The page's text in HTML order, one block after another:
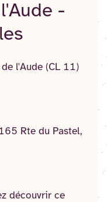
-
l'Aude (CL 11)
Rte du Pastel,
découvrir ce